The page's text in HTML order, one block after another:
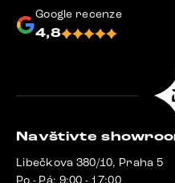
Google recenze
4,8
Navštivte
Libečkova 380/10, Praha 5
Po - Pá: 9:00 - 17:00